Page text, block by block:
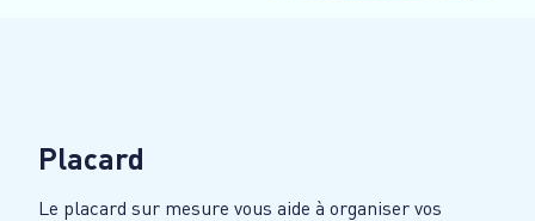
Placard
Le placard sur mesure vous aide à organiser vos